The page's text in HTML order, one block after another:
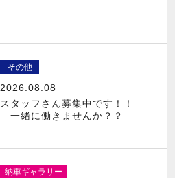
その他
2026.08.08
スタッフさん募集中です！！
一緒に働きませんか？？
納車ギャラリー